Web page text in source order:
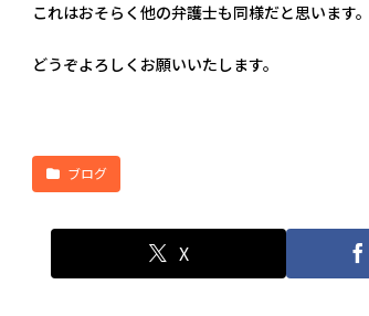
これはおそらく他の弁護士も同様だと思います
どうぞよろしくお願いいたします。
ブログ
X